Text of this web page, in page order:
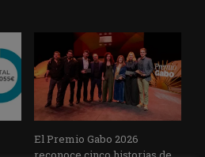
El Premio Gabo 2026